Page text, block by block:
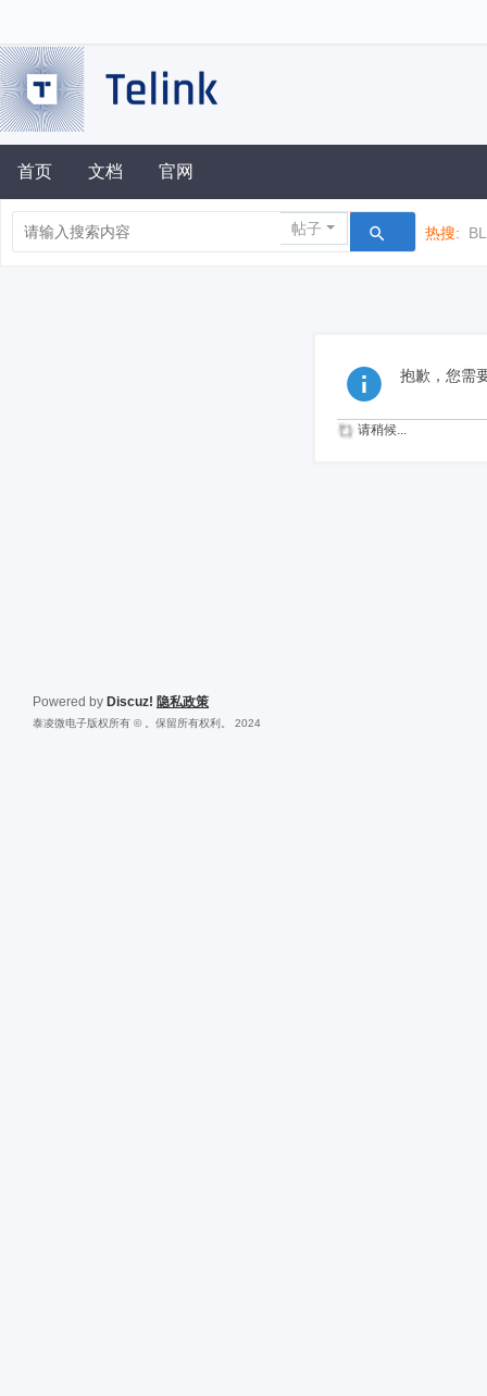
首页 文档 官网
帖子 热搜:
抱歉，您需
请稍候...
Powered by Discuz! 隐私政策
泰凌微电子版权所有 © 。保留所有权利。 2024